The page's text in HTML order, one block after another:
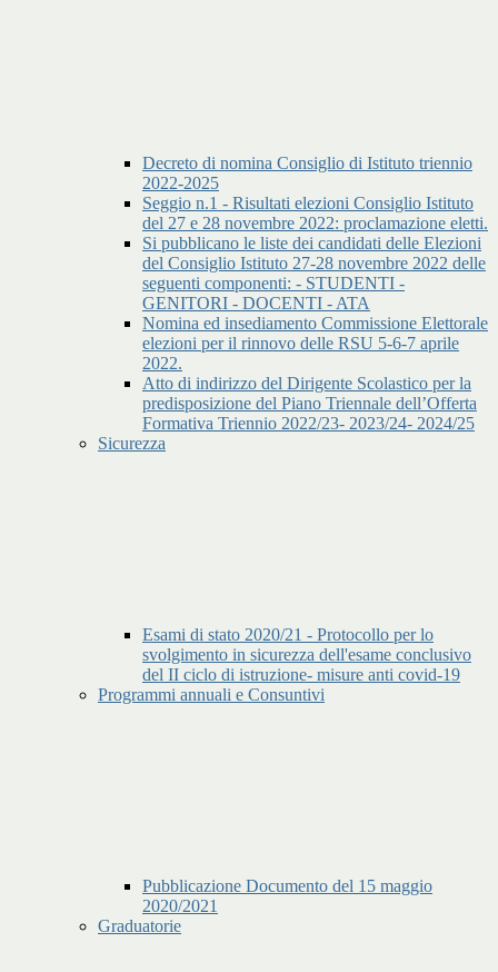
Decreto di nomina Consiglio di Istituto triennio
2022-2025
Seggio n.1 - Risultati elezioni Consiglio Istituto
del 27 e 28 novembre 2022: proclamazione eletti.
Si pubblicano le liste dei candidati delle Elezioni
del Consiglio Istituto 27-28 novembre 2022 delle
seguenti componenti: - STUDENTI -
GENITORI - DOCENTI - ATA
Nomina ed insediamento Commissione Elettorale
elezioni per il rinnovo delle RSU 5-6-7 aprile
2022.
Atto di indirizzo del Dirigente Scolastico per la
predisposizione del Piano Triennale dell’Offerta
Formativa Triennio 2022/23- 2023/24- 2024/25
Sicurezza
Esami di stato 2020/21 - Protocollo per lo
svolgimento in sicurezza dell'esame conclusivo
del II ciclo di istruzione- misure anti covid-19
Programmi annuali e Consuntivi
Pubblicazione Documento del 15 maggio
2020/2021
Graduatorie